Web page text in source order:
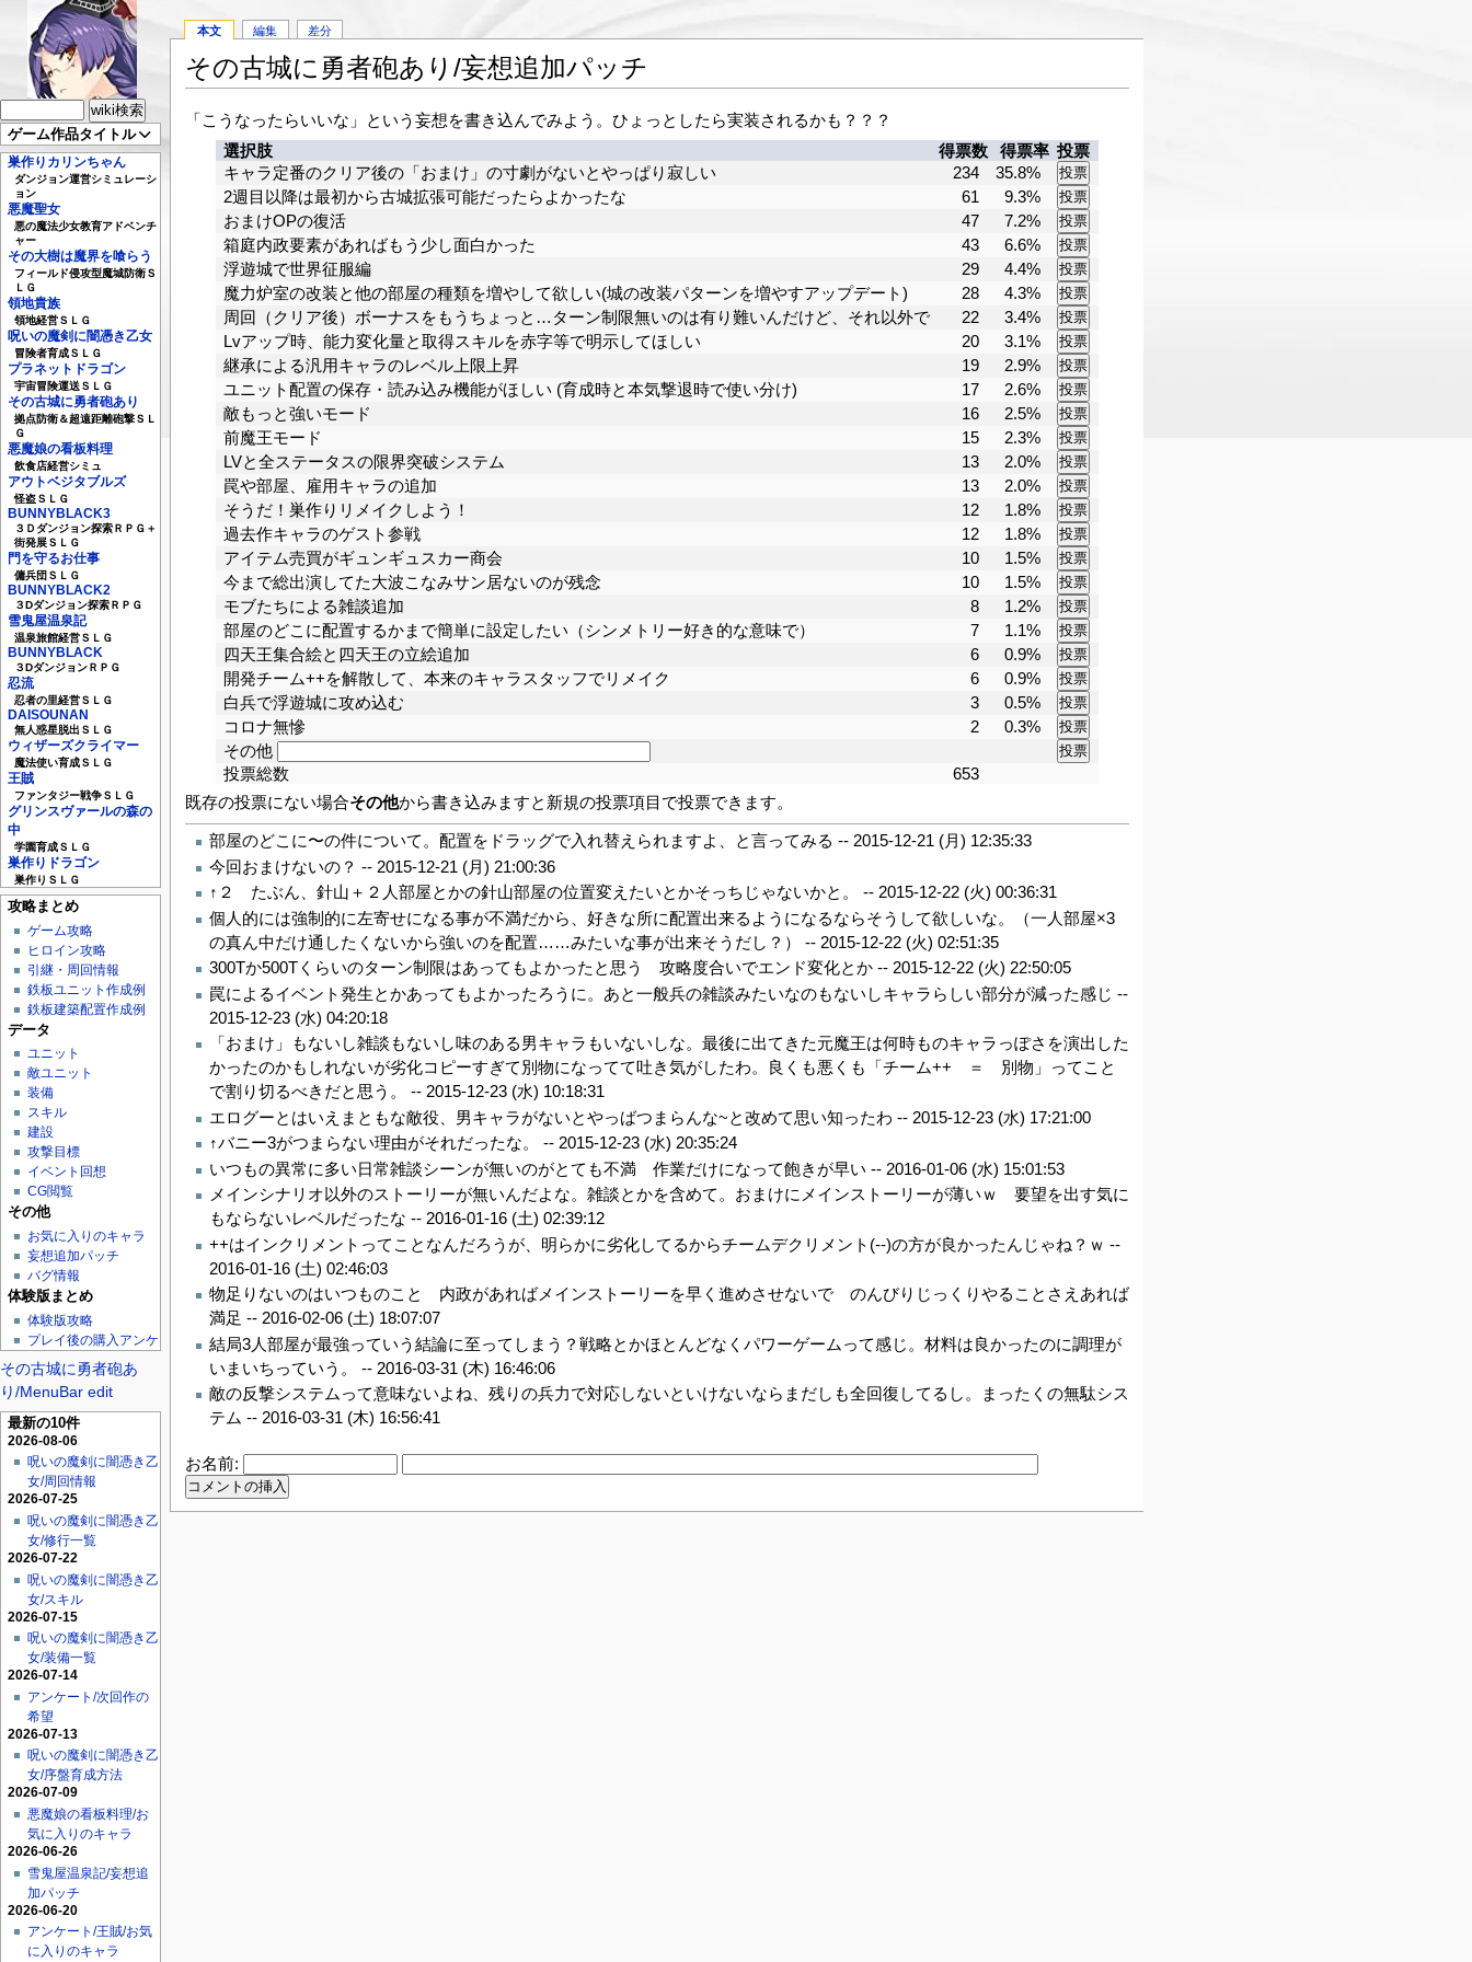
ゲーム作品タイトル
巣作りカリンちゃん
ダンジョン運営シミュレーシ
ョン
悪魔聖女
悪の魔法少女教育アドベンチ
ャー
その大樹は魔界を喰らう
フィールド侵攻型魔城防衛Ｓ
ＬＧ
領地貴族
領地経営ＳＬＧ
呪いの魔剣に闇憑き乙女
冒険者育成ＳＬＧ
プラネットドラゴン
宇宙冒険運送ＳＬＧ
その古城に勇者砲あり
拠点防衛＆超遠距離砲撃ＳＬ
Ｇ
悪魔娘の看板料理
飲食店経営シミュ
アウトベジタブルズ
怪盗ＳＬＧ
BUNNYBLACK3
３Ｄダンジョン探索ＲＰＧ＋
街発展ＳＬＧ
門を守るお仕事
傭兵団ＳＬＧ
BUNNYBLACK2
３Dダンジョン探索ＲＰＧ
雪鬼屋温泉記
温泉旅館経営ＳＬＧ
BUNNYBLACK
３DダンジョンＲＰＧ
忍流
忍者の里経営ＳＬＧ
DAISOUNAN
無人惑星脱出ＳＬＧ
ウィザーズクライマー
魔法使い育成ＳＬＧ
王賊
ファンタジー戦争ＳＬＧ
グリンスヴァールの森の
中
学園育成ＳＬＧ
巣作りドラゴン
巣作りＳＬＧ
攻略まとめ
ゲーム攻略
ヒロイン攻略
引継・周回情報
鉄板ユニット作成例
鉄板建築配置作成例
データ
ユニット
敵ユニット
装備
スキル
建設
攻撃目標
イベント回想
CG閲覧
その他
お気に入りのキャラ
妄想追加パッチ
バグ情報
体験版まとめ
体験版攻略
プレイ後の購入アンケ
その古城に勇者砲あ
り/MenuBar edit
最新の10件
2026-08-06
呪いの魔剣に闇憑き乙
女/周回情報
2026-07-25
呪いの魔剣に闇憑き乙
女/修行一覧
2026-07-22
呪いの魔剣に闇憑き乙
女/スキル
2026-07-15
呪いの魔剣に闇憑き乙
女/装備一覧
2026-07-14
アンケート/次回作の
希望
2026-07-13
呪いの魔剣に闇憑き乙
女/序盤育成方法
2026-07-09
悪魔娘の看板料理/お
気に入りのキャラ
2026-06-26
雪鬼屋温泉記/妄想追
加パッチ
2026-06-20
アンケート/王賊/お気
に入りのキャラ
本文 編集 差分
その古城に勇者砲あり/妄想追加パッチ
「こうなったらいいな」という妄想を書き込んでみよう。ひょっとしたら実装されるかも？？？
選択肢
得票数 得票率 投票
キャラ定番のクリア後の「おまけ」の寸劇がないとやっぱり寂しい
234
35.8%
2週目以降は最初から古城拡張可能だったらよかったな
61
9.3%
おまけOPの復活
47
7.2%
箱庭内政要素があればもう少し面白かった
43
6.6%
浮遊城で世界征服編
29
4.4%
魔力炉室の改装と他の部屋の種類を増やして欲しい(城の改装パターンを増やすアップデート)
28
4.3%
周回（クリア後）ボーナスをもうちょっと…ターン制限無いのは有り難いんだけど、それ以外で
22
3.4%
Lvアップ時、能力変化量と取得スキルを赤字等で明示してほしい
20
3.1%
継承による汎用キャラのレベル上限上昇
19
2.9%
ユニット配置の保存・読み込み機能がほしい (育成時と本気撃退時で使い分け)
17
2.6%
敵もっと強いモード
16
2.5%
前魔王モード
15
2.3%
LVと全ステータスの限界突破システム
13
2.0%
罠や部屋、雇用キャラの追加
13
2.0%
そうだ！巣作りリメイクしよう！
12
1.8%
過去作キャラのゲスト参戦
12
1.8%
アイテム売買がギュンギュスカー商会
10
1.5%
今まで総出演してた大波こなみサン居ないのが残念
10
1.5%
モブたちによる雑談追加
8
1.2%
部屋のどこに配置するかまで簡単に設定したい（シンメトリー好き的な意味で）
7
1.1%
四天王集合絵と四天王の立絵追加
6
0.9%
開発チーム++を解散して、本来のキャラスタッフでリメイク
6
0.9%
白兵で浮遊城に攻め込む
3
0.5%
コロナ無慘
2
0.3%
その他
投票総数
653
既存の投票にない場合その他から書き込みますと新規の投票項目で投票できます。
部屋のどこに〜の件について。配置をドラッグで入れ替えられますよ、と言ってみる -- 2015-12-21 (月) 12:35:33
今回おまけないの？ -- 2015-12-21 (月) 21:00:36
↑２ たぶん、針山＋２人部屋とかの針山部屋の位置変えたいとかそっちじゃないかと。 -- 2015-12-22 (火) 00:36:31
個人的には強制的に左寄せになる事が不満だから、好きな所に配置出来るようになるならそうして欲しいな。（一人部屋×3
の真ん中だけ通したくないから強いのを配置……みたいな事が出来そうだし？） -- 2015-12-22 (火) 02:51:35
300Tか500Tくらいのターン制限はあってもよかったと思う 攻略度合いでエンド変化とか -- 2015-12-22 (火) 22:50:05
罠によるイベント発生とかあってもよかったろうに。あと一般兵の雑談みたいなのもないしキャラらしい部分が減った感じ --
2015-12-23 (水) 04:20:18
「おまけ」もないし雑談もないし味のある男キャラもいないしな。最後に出てきた元魔王は何時ものキャラっぽさを演出した
かったのかもしれないが劣化コピーすぎて別物になってて吐き気がしたわ。良くも悪くも「チーム++ ＝ 別物」ってこと
で割り切るべきだと思う。 -- 2015-12-23 (水) 10:18:31
エログーとはいえまともな敵役、男キャラがないとやっばつまらんな~と改めて思い知ったわ -- 2015-12-23 (水) 17:21:00
↑バニー3がつまらない理由がそれだったな。 -- 2015-12-23 (水) 20:35:24
いつもの異常に多い日常雑談シーンが無いのがとても不満 作業だけになって飽きが早い -- 2016-01-06 (水) 15:01:53
メインシナリオ以外のストーリーが無いんだよな。雑談とかを含めて。おまけにメインストーリーが薄いｗ 要望を出す気に
もならないレベルだったな -- 2016-01-16 (土) 02:39:12
++はインクリメントってことなんだろうが、明らかに劣化してるからチームデクリメント(--)の方が良かったんじゃね？ｗ --
2016-01-16 (土) 02:46:03
物足りないのはいつものこと 内政があればメインストーリーを早く進めさせないで のんびりじっくりやることさえあれば
満足 -- 2016-02-06 (土) 18:07:07
結局3人部屋が最強っていう結論に至ってしまう？戦略とかほとんどなくパワーゲームって感じ。材料は良かったのに調理が
いまいちっていう。 -- 2016-03-31 (木) 16:46:06
敵の反撃システムって意味ないよね、残りの兵力で対応しないといけないならまだしも全回復してるし。まったくの無駄シス
テム -- 2016-03-31 (木) 16:56:41
お名前: